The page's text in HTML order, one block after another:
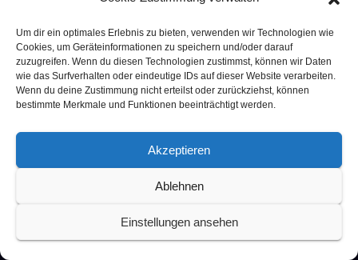
Um dir ein optimales Erlebnis zu bieten, verwenden wir Technologien wie
Cookies, um Geräteinformationen zu speichern und/oder darauf
zuzugreifen. Wenn du diesen Technologien zustimmst, können wir Daten
wie das Surfverhalten oder eindeutige IDs auf dieser Website verarbeiten.
Wenn du deine Zustimmung nicht erteilst oder zurückziehst, können
bestimmte Merkmale und Funktionen beeinträchtigt werden.
Akzeptieren
Ablehnen
Einstellungen ansehen
IPMS Deutschland